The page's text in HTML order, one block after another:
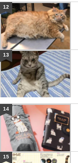
12
13
14
15